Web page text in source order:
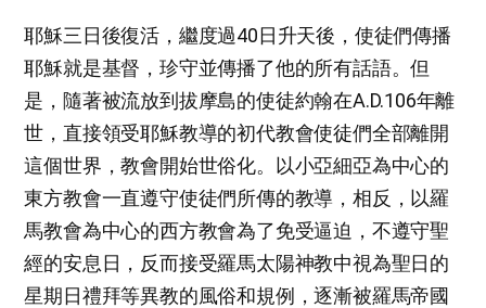
耶穌三日後復活，繼度過40日升天後，使徒們傳播
耶穌就是基督，珍守並傳播了他的所有話語。但
是，隨著被流放到拔摩島的使徒約翰在A.D.106年離
世，直接領受耶穌教導的初代教會使徒們全部離開
這個世界，教會開始世俗化。以小亞細亞為中心的
東方教會一直遵守使徒們所傳的教導，相反，以羅
馬教會為中心的西方教會為了免受逼迫，不遵守聖
經的安息日，反而接受羅馬太陽神教中視為聖日的
星期日禮拜等異教的風俗和規例，逐漸被羅馬帝國